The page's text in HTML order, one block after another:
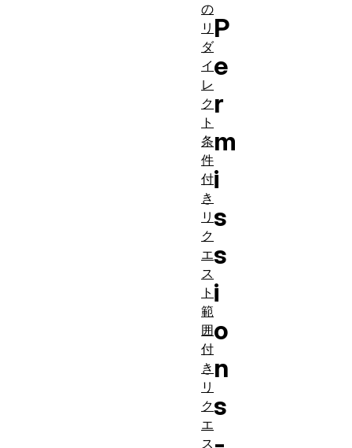
P
e
r
m
i
s
s
i
o
n
s
の
リ
ダ
イ
レ
ク
ト
条
件
付
き
リ
ク
エ
ス
ト
範
囲
付
き
リ
ク
エ
ス